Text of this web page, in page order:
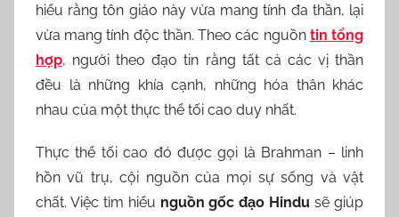
hiểu rằng tôn giáo này vừa mang tính đa thần, lại
vừa mang tính độc thần. Theo các nguồn tin tổng
hợp, người theo đạo tin rằng tất cả các vị thần
đều là những khía cạnh, những hóa thân khác
nhau của một thực thể tối cao duy nhất.
Thực thể tối cao đó được gọi là Brahman – linh
hồn vũ trụ, cội nguồn của mọi sự sống và vật
chất. Việc tìm hiểu nguồn gốc đạo Hindu sẽ giúp